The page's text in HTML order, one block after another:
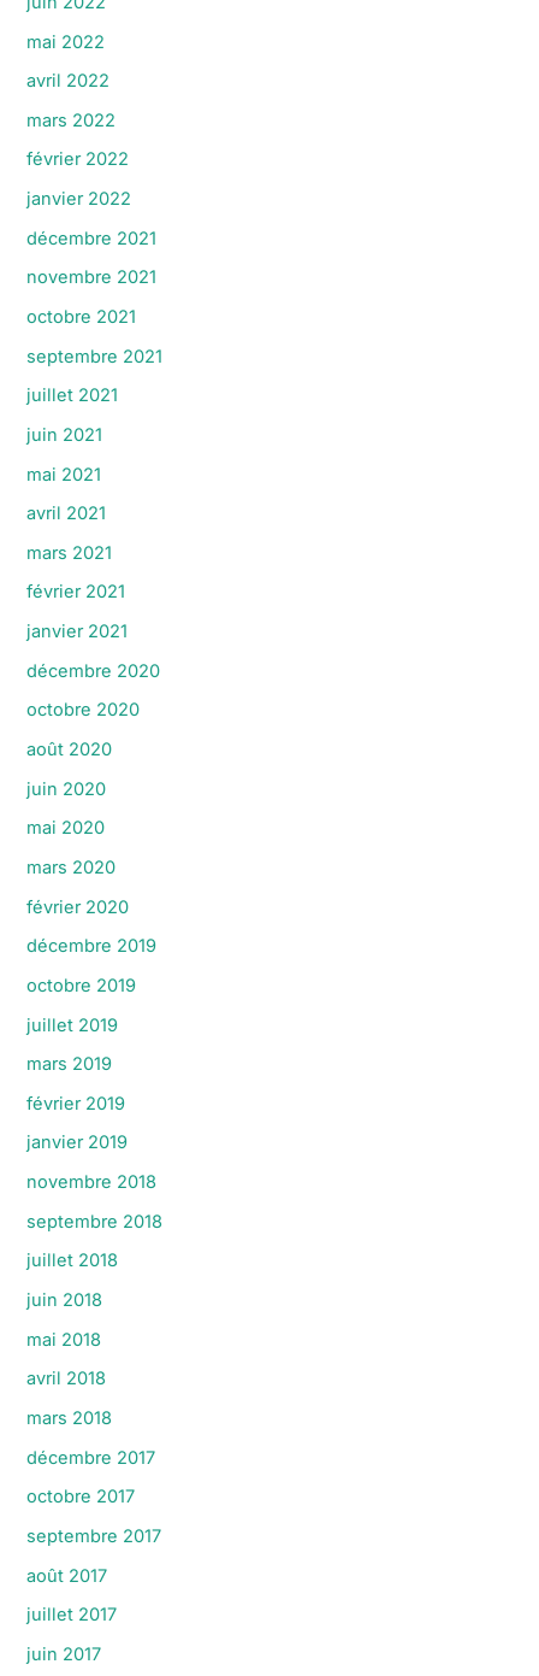
mai 2022
avril 2022
mars 2022
février 2022
janvier 2022
décembre 2021
novembre 2021
octobre 2021
septembre 2021
juillet 2021
juin 2021
mai 2021
avril 2021
mars 2021
février 2021
janvier 2021
décembre 2020
octobre 2020
août 2020
juin 2020
mai 2020
mars 2020
février 2020
décembre 2019
octobre 2019
juillet 2019
mars 2019
février 2019
janvier 2019
novembre 2018
septembre 2018
juillet 2018
juin 2018
mai 2018
avril 2018
mars 2018
décembre 2017
octobre 2017
septembre 2017
août 2017
juillet 2017
juin 2017